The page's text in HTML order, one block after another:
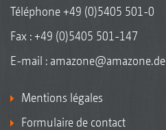
Téléphone+49 (0)5405 501-0
Fax : +49 (0)5405 501-147
E-mail : amazone@amazone.de
Mentions légales
Formulaire de contact